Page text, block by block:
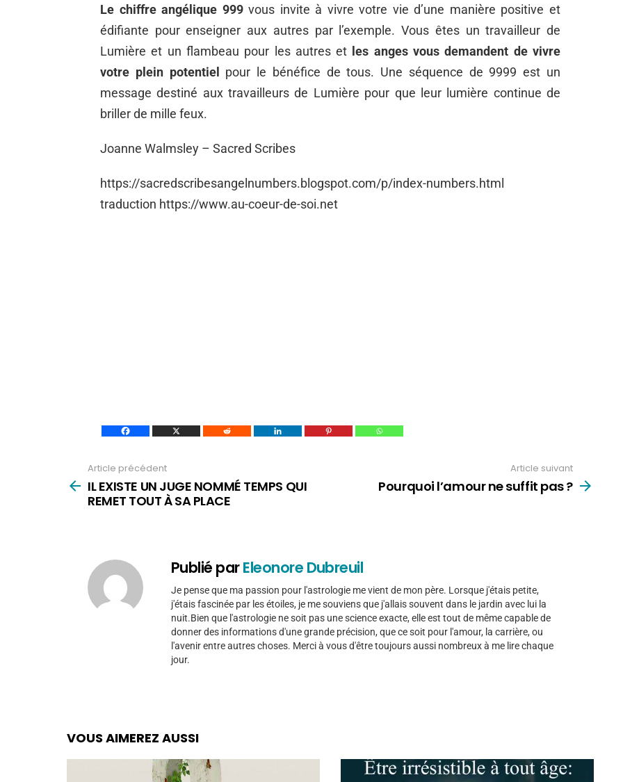
Le chiffre angélique 999vous invite à vivre votre vie d’une manière positive et
édifiante pour enseigner aux autres par l’exemple. Vous êtes un travailleur de
Lumière et un flambeau pour les autres et les anges vous demandent de vivre
votre plein potentiel
pour le bénéfice de tous. Une séquence de 9999 est un
message destiné aux travailleurs de Lumière pour que leur lumière continue de
briller de mille feux.
Joanne Walmsley – Sacred Scribes
https://sacredscribesangelnumbers.blogspot.com/p/index-numbers.html
traduction https://www.au-coeur-de-soi.net
plus
Article précédent
IL EXISTE UN JUGE NOMMÉ TEMPS QUI
REMET TOUT À SA PLACE
Article suivant
Pourquoi l’amour ne suffit pas ?
Publié parEleonore Dubreuil
Je pense que ma passion pour l'astrologie me vient de mon père. Lorsque j'étais petite,
j'étais fascinée par les étoiles, je me souviens que j'allais souvent dans le jardin avec lui la
nuit.Bien que l'astrologie ne soit pas une science exacte, elle est tout de même capable de
donner des informations d'une grande précision, que ce soit pour l'amour, la carrière, ou
l'avenir entre autres choses. Merci à vous d'être toujours aussi nombreux à me lire chaque
jour.
VOUS AIMEREZ AUSSI